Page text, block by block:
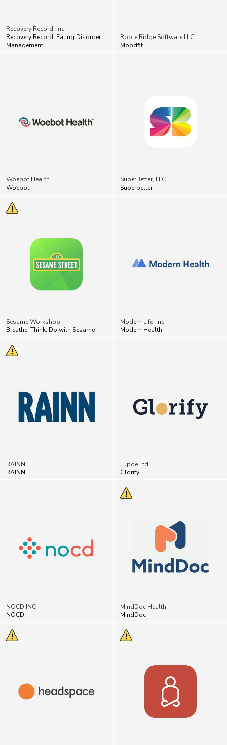
Recovery Record, Inc
Recovery Record: Eating Disorder
Management
Roble Ridge Software LLC
Moodfit
Woebot Health
Woebot
SuperBetter, LLC
Superbetter
Sesame Workshop
Breathe, Think, Do with Sesame
Modern Life, Inc
Modern Health
RAINN
RAINN
Tupoe Ltd
Glorify
NOCD INC
NOCD
MindDoc Health
MindDoc